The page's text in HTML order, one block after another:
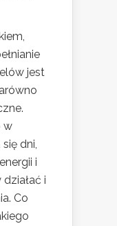
jest
w
dni,
i
i
Co